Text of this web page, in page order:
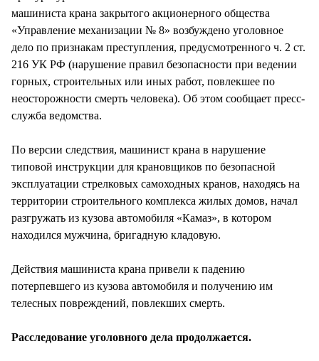
машиниста крана закрытого акционерного общества
«Управление механизации № 8» возбуждено уголовное
дело по признакам преступления, предусмотренного ч. 2 ст.
216 УК РФ (нарушение правил безопасности при ведении
горных, строительных или иных работ, повлекшее по
неосторожности смерть человека). Об этом сообщает пресс-
служба ведомства.
По версии следствия, машинист крана в нарушение
типовой инструкции для крановщиков по безопасной
эксплуатации стрелковых самоходных кранов, находясь на
территории строительного комплекса жилых домов, начал
разгружать из кузова автомобиля «Камаз», в котором
находился мужчина, бригадную кладовую.
Действия машиниста крана привели к падению
потерпевшего из кузова автомобиля и получению им
телесных повреждений, повлекших смерть.
Расследование уголовного дела продолжается.